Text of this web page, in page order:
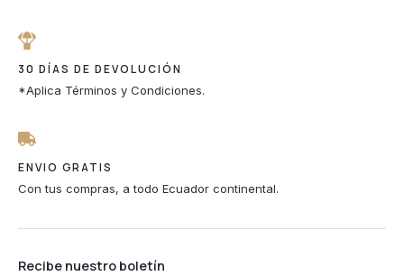
30 DÍAS DE DEVOLUCIÓN
*Aplica Términos y Condiciones.
ENVIO GRATIS
Con tus compras, a todo Ecuador continental.
Recibe nuestro boletín